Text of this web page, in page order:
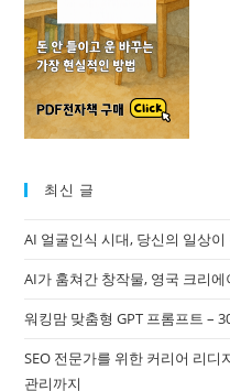
최신 글
AI 얼굴인식 시대, 당신의 일상
AI가 훔쳐간 창작물, 영국 크리
워킹맘 맞춤형 GPT 프롬프트 –
SEO 전문가를 위한 커리어 리
관리까지